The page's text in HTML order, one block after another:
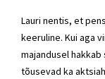
Lauri nentis, et
keeruline. Kui aga
majandusel
tõusevad ka